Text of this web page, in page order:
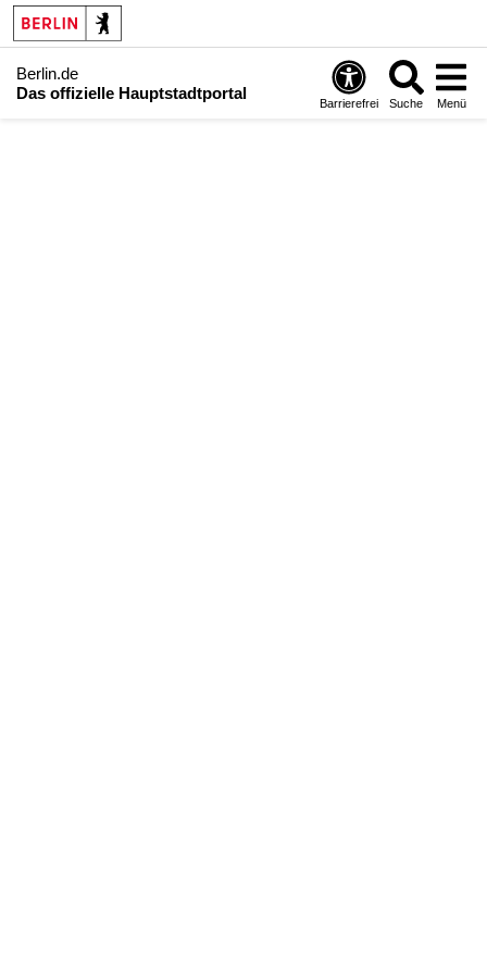
Berlin.de
Das offizielle Hauptstadtportal
Barrierefrei Suche Menü